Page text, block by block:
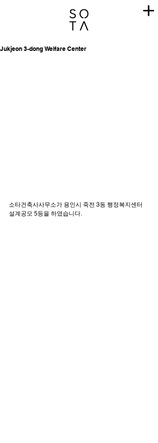
Jukjeon 3-dong Welfare Center
소타건축사사무소가 용인시 죽전 3동 행정복지센터
설계공모 5등을 하였습니다.